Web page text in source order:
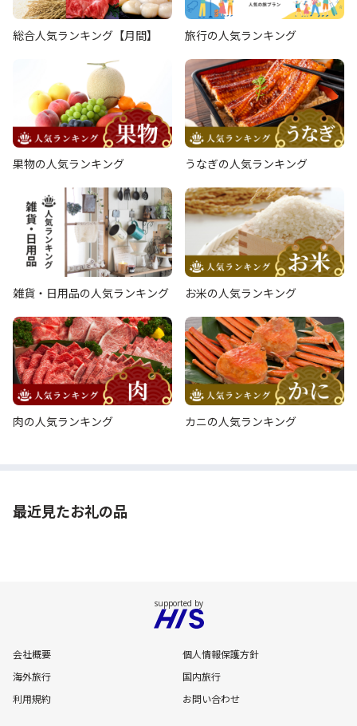
総合人気ランキング【月間】 旅行の人気ランキング
果物の人気ランキング うなぎの人気ランキング
雑貨・日用品の人気ランキング お米の人気ランキング
肉の人気ランキング カニの人気ランキング
最近見たお礼の品
会社概要
個人情報保護方針
海外旅行
国内旅行
利用規約
お問い合わせ